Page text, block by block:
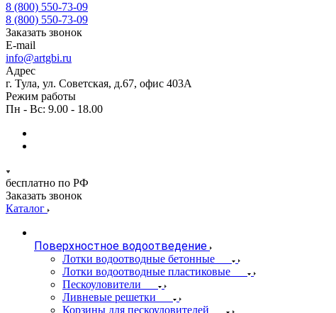
8 (800) 550-73-09
8 (800) 550-73-09
Заказать звонок
E-mail
info@artgbi.ru
Адрес
г. Тула, ул. Советская, д.67, офис 403А
Режим работы
Пн - Вс: 9.00 - 18.00
бесплатно по РФ
Заказать звонок
Каталог
Поверхностное водоотведение
Лотки водоотводные бетонные
Лотки водоотводные пластиковые
Пескоуловители
Ливневые решетки
Корзины для пескоуловителей